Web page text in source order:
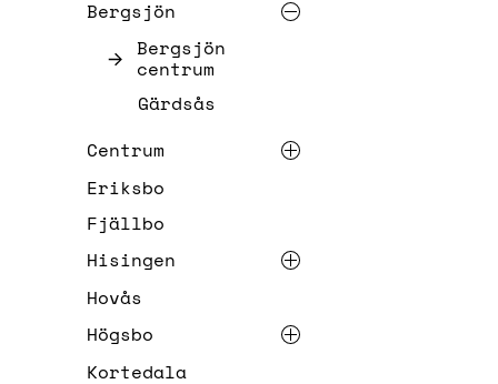
List of links on the page
Bergsjön
Bergsjön
centrum
Gärdsås
Centrum
Eriksbo
Fjällbo
Hisingen
Hovås
Högsbo
Kortedala